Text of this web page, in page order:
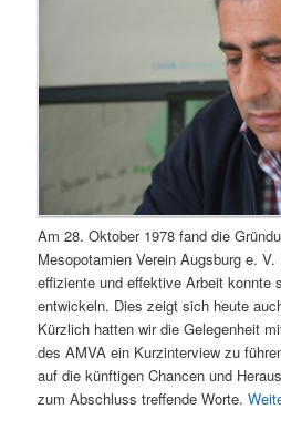
Am 28. Oktober 1978 fand die
Mesopotamien Verein Augsburg e.
effiziente und effektive Arbeit konnte
entwickeln. Dies zeigt sich heute
Kürzlich hatten wir die Gelegenheit
des AMVA ein Kurzinterview zu
auf die künftigen Chancen und
zum Abschluss treffende Worte.